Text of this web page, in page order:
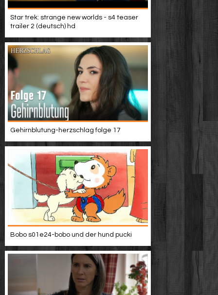
Star trek: strange new worlds - s4 teaser
trailer 2 (deutsch) hd
Gehirnblutung-herzschlag folge 17
Bobo s01e24-bobo und der hund pucki